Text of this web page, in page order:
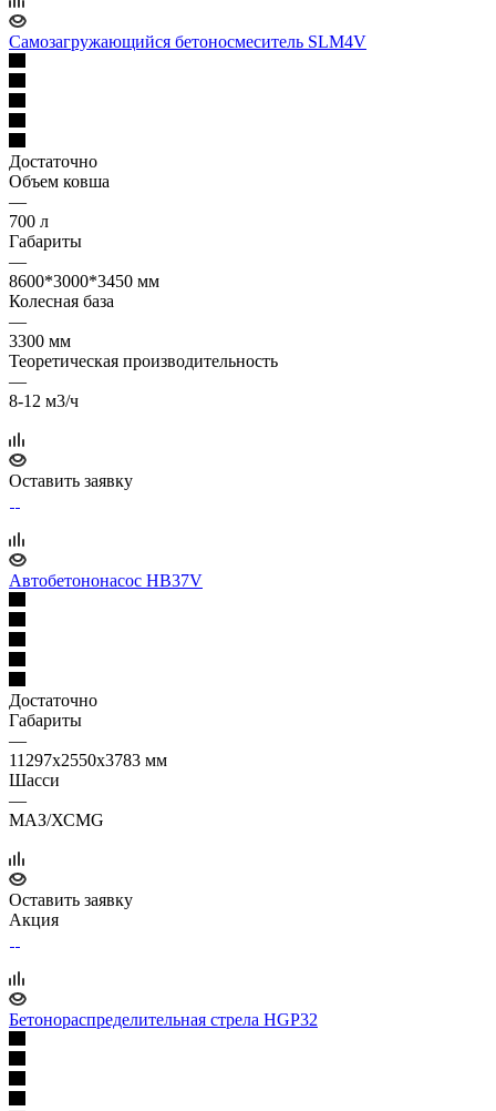
Самозагружающийся бетоносмеситель SLM4V
Достаточно
Объем ковша
—
700 л
Габариты
—
8600*3000*3450 мм
Колесная база
—
3300 мм
Теоретическая производительность
—
8-12 м3/ч
Оставить заявку
Автобетононасос HB37V
Достаточно
Габариты
—
11297х2550х3783 мм
Шасси
—
МАЗ/ХСМG
Оставить заявку
Акция
Бетонораспределительная стрела HGP32